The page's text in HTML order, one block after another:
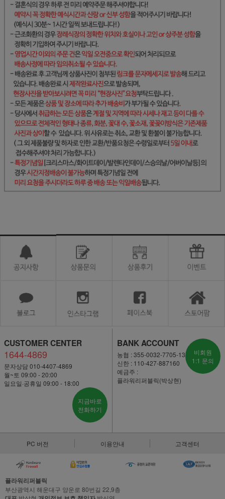
CUSTOMER CENTER
1644-4869
문자상담 010-4407-4869
월~토 09:00 - 20:00
일요일·공휴일 09:00 - 18:00
지금바로
전화하기
BANK ACCOUNT
농협 : 355-0032-7705-13
신한 : 110-427-887160
예금주 :
플라워리퍼블릭(박상현)
비회원
1:1 문의
PC 버전 이용안내 고객센터
플라워리퍼블릭
부산광역시 해운대구 양운로 80번길 22,9층